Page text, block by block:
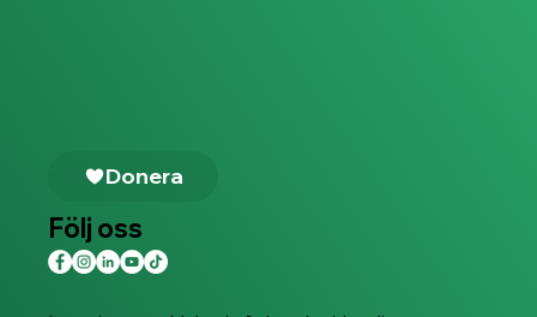
Donera
Följ oss